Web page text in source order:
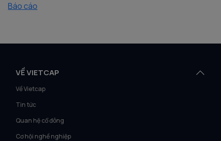
Báo cáo
VỀ VIETCAP
Về Vietcap
Tin tức
Quan hệ cổ đông
Cơ hội nghề nghiệp